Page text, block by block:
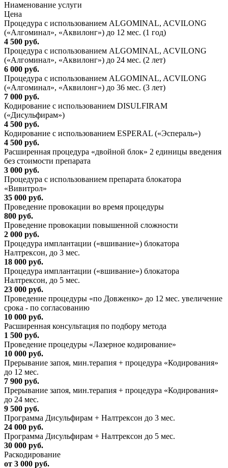
Ниaменование услуги
Цена
Процедура с использованием ALGOMINAL, ACVILONG
(«Алгоминал», «Аквилонг») до 12 мес. (1 год)
4 500 руб.
Процедура с использованием ALGOMINAL, ACVILONG
(«Алгоминал», «Аквилонг») до 24 мес. (2 лет)
6 000 руб.
Процедура с использованием ALGOMINAL, ACVILONG
(«Алгоминал», «Аквилонг») до 36 мес. (3 лет)
7 000 руб.
Кодирование с использованием DISULFIRAM
(«Дисульфирам»)
4 500 руб.
Кодирование с использованием ESPERAL («Эспераль»)
4 500 руб.
Расширенная процедура «двойной блок» 2 единицы введения
без стоимости препарата
3 000 руб.
Процедура с использованием препарата блокатора
«Вивитрол»
35 000 руб.
Проведение провокации во время процедуры
800 руб.
Проведение провокации повышенной сложности
2 000 руб.
Процедура имплантации («вшивание») блокатора
Налтрексон, до 3 мес.
18 000 руб.
Процедура имплантации («вшивание») блокатора
Налтрексон, до 5 мес.
23 000 руб.
Проведение процедуры «по Довженко» до 12 мес. увеличение
срока - по согласованию
10 000 руб.
Расширенная консультация по подбору метода
1 500 руб.
Проведение процедуры «Лазерное кодирование»
10 000 руб.
Прерывание запоя, мин.терапия + процедура «Кодирования»
до 12 мес.
7 900 руб.
Прерывание запоя, мин.терапия + процедура «Кодирования»
до 24 мес.
9 500 руб.
Программа Дисульфирам + Налтрексон до 3 мес.
24 000 руб.
Программа Дисульфирам + Налтрексон до 5 мес.
30 000 руб.
Раскодирование
от 3 000 руб.